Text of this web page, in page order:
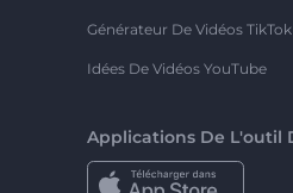
Générateur De Vidéos
Idées De Vidéos YouTube
Applications De L'outil